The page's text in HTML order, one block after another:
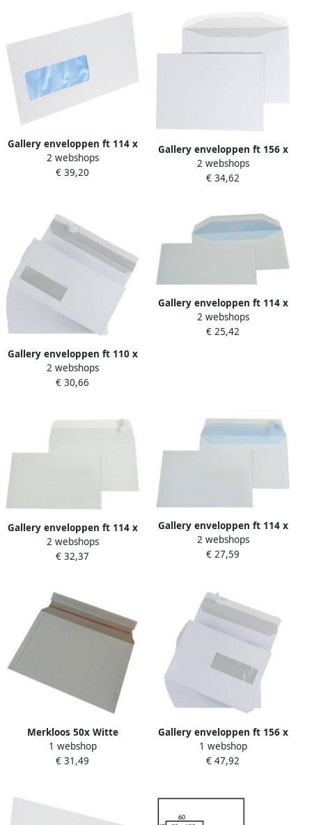
Gallery enveloppen ft 114 x
229 mm venster links
stripsluiting doos van 500
2 webshops
€ 39,20
Gallery enveloppen ft 156 x
220 mm stripsluiting
binnenzijde grijs doos van
2 webshops
€ 34,62
Gallery enveloppen ft 110 x
220 mm venster links
stripsluiting doos van 500
2 webshops
€ 30,66
Gallery enveloppen ft 114 x
229 mm gegomd
binnenzijde blauw doos van
2 webshops
€ 25,42
Gallery enveloppen ft 114 x
162 mm stripsluiting
binnenzijde grijs doos van
2 webshops
€ 32,37
Gallery enveloppen ft 114 x
162 mm stripsluiting
binnenzijde blauw doos van
2 webshops
€ 27,59
Merkloos 50x Witte
kartonnen
verzendenveloppen 38 x 26
verpakkingen
1 webshop
€ 31,49
Gallery enveloppen ft 156 x
220 mm venster rechts
stripsluiting binnenzijde
1 webshop
€ 47,92